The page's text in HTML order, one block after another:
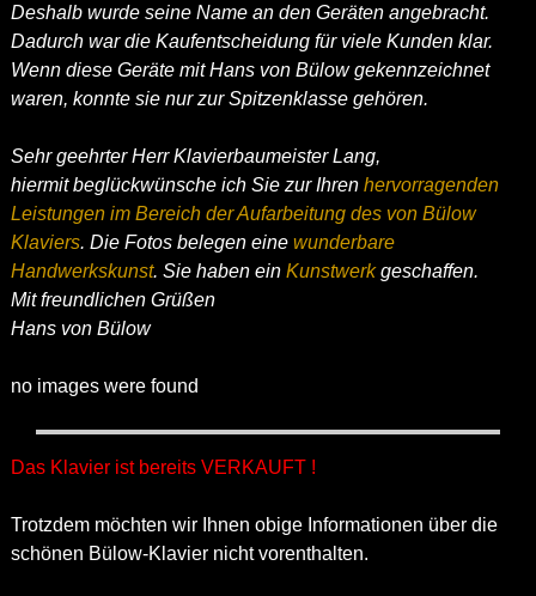
Deshalb wurde seine Name an den Geräten angebracht.
Dadurch war die Kaufentscheidung für viele Kunden klar.
Wenn diese Geräte mit Hans von Bülow gekennzeichnet
waren, konnte sie nur zur Spitzenklasse gehören.
Sehr geehrter Herr Klavierbaumeister Lang,
hiermit beglückwünsche ich Sie zur Ihren hervorragenden
Leistungen im Bereich der Aufarbeitung des von Bülow
Klaviers. Die Fotos belegen eine wunderbare
Handwerkskunst. Sie haben ein Kunstwerkgeschaffen.
Mit freundlichen Grüßen
Hans von Bülow
no images were found
Das Klavier ist bereits VERKAUFT !
Trotzdem möchten wir Ihnen obige Informationen über die
schönen Bülow-Klavier nicht vorenthalten.